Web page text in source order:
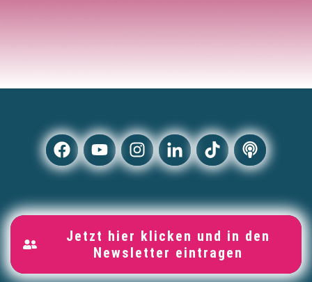
Jetzt hier klicken und in den
Newsletter eintragen